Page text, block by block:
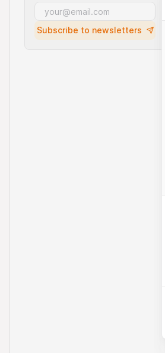
Subscribe to newsletters